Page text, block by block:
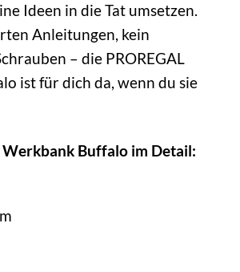
Ideen in die Tat umsetzen.
Anleitungen, kein
– die PROREGAL
ist für dich da, wenn du sie
Werkbank Buffalo im Detail: